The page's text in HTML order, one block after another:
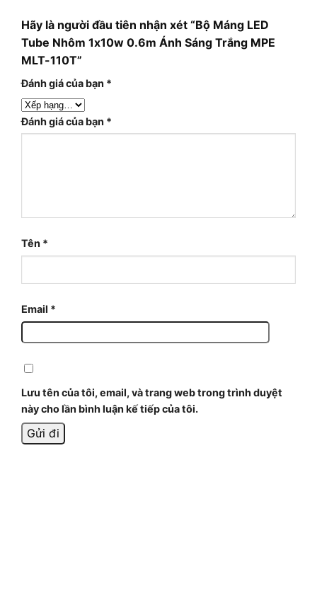
Hãy là người đầu tiên nhận xét “Bộ Máng LED
Tube Nhôm 1x10w 0.6m Ánh Sáng Trắng MPE
MLT-110T”
Đánh giá của bạn *
Đánh giá của bạn *
Tên *
Email *
Lưu tên của tôi, email, và trang web trong trình duyệt
này cho lần bình luận kế tiếp của tôi.